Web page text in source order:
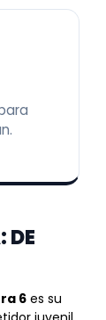
DE
6es su